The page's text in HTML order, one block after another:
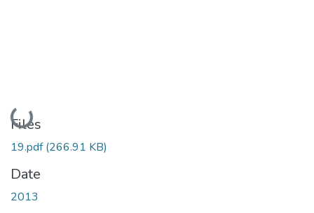
Loading...
Files
19.pdf(266.91 KB)
Date
2013